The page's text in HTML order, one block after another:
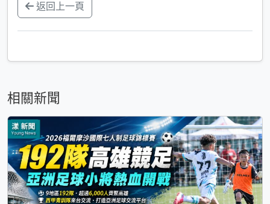
返回上一頁
相關新聞